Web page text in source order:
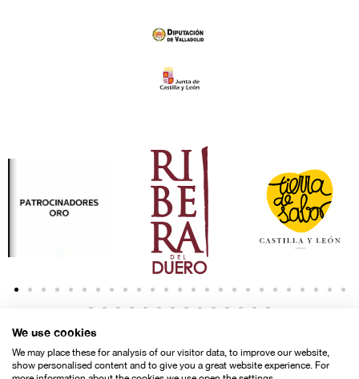
We use cookies
We may place these for analysis of our visitor data, to improve our website,
show personalised content and to give you a great website experience. For